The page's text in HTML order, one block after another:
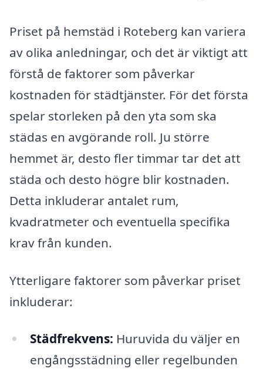
Priset på hemstäd i Roteberg kan variera
av olika anledningar, och det är viktigt att
förstå de faktorer som påverkar
kostnaden för städtjänster. För det första
spelar storleken på den yta som ska
städas en avgörande roll. Ju större
hemmet är, desto fler timmar tar det att
städa och desto högre blir kostnaden.
Detta inkluderar antalet rum,
kvadratmeter och eventuella specifika
krav från kunden.
Ytterligare faktorer som påverkar priset
inkluderar:
Städfrekvens: Huruvida du väljer en
engångsstädning eller regelbunden